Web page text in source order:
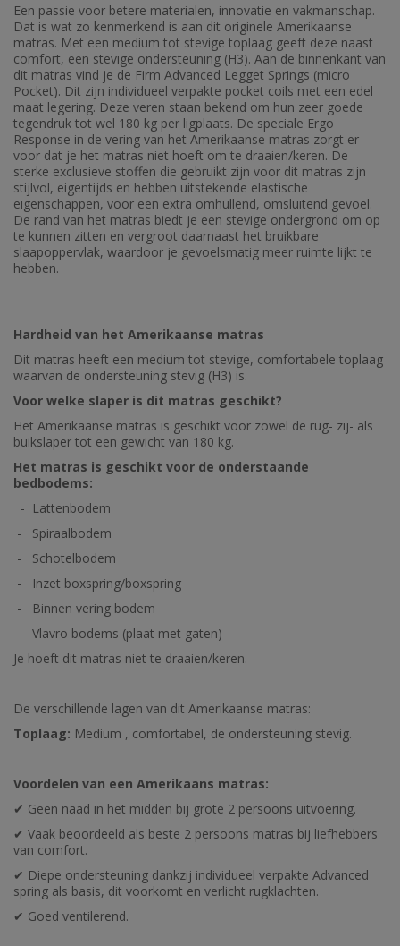
Een passie voor betere materialen, innovatie en vakmanschap.
Dat is wat zo kenmerkend is aan dit originele Amerikaanse
matras. Met een medium tot stevige toplaag geeft deze naast
comfort, een stevige ondersteuning (H3). Aan de binnenkant van
dit matras vind je de Firm Advanced Legget Springs (micro
Pocket). Dit zijn individueel verpakte pocket coils met een edel
maat legering. Deze veren staan bekend om hun zeer goede
tegendruk tot wel 180 kg per ligplaats. De speciale Ergo
Response in de vering van het Amerikaanse matras zorgt er
voor dat je het matras niet hoeft om te draaien/keren. De
sterke exclusieve stoffen die gebruikt zijn voor dit matras zijn
stijlvol, eigentijds en hebben uitstekende elastische
eigenschappen, voor een extra omhullend, omsluitend gevoel.
De rand van het matras biedt je een stevige ondergrond om op
te kunnen zitten en vergroot daarnaast het bruikbare
slaapoppervlak, waardoor je gevoelsmatig meer ruimte lijkt te
hebben.
Hardheid van het Amerikaanse matras
Dit matras heeft een medium tot stevige, comfortabele toplaag
waarvan de ondersteuning stevig (H3) is.
Voor welke slaper is dit matras geschikt?
Het Amerikaanse matras is geschikt voor zowel de rug- zij- als
buikslaper tot een gewicht van 180 kg.
Het matras is geschikt voor de onderstaande
bedbodems:
- Lattenbodem
- Spiraalbodem
- Schotelbodem
- Inzet boxspring/boxspring
- Binnen vering bodem
- Vlavro bodems (plaat met gaten)
Je hoeft dit matras niet te draaien/keren.
De verschillende lagen van dit Amerikaanse matras:
Toplaag: Medium , comfortabel, de ondersteuning stevig.
Voordelen van een Amerikaans matras:
✔ Geen naad in het midden bij grote 2 persoons uitvoering.
✔ Vaak beoordeeld als beste 2 persoons matras bij liefhebbers
van comfort.
✔ Diepe ondersteuning dankzij individueel verpakte Advanced
spring als basis, dit voorkomt en verlicht rugklachten.
✔ Goed ventilerend.